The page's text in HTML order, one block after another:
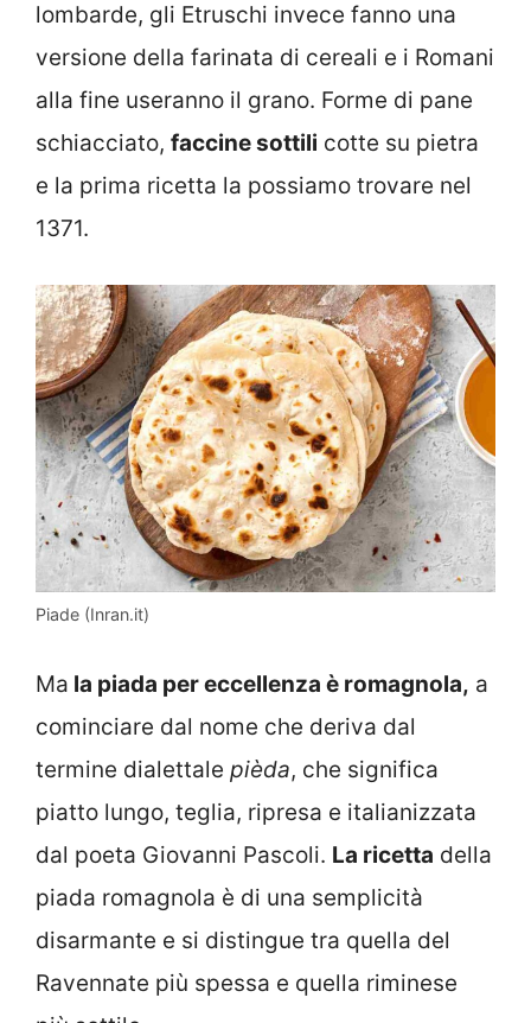
lombarde, gli Etruschi invece fanno una
versione della farinata di cereali e i Romani
alla fine useranno il grano. Forme di pane
schiacciato, faccine sottili cotte su pietra
e la prima ricetta la possiamo trovare nel
1371.
Piade (Inran.it)
Ma la piada per eccellenza è romagnola, a
cominciare dal nome che deriva dal
termine dialettale pièda, che significa
piatto lungo, teglia, ripresa e italianizzata
dal poeta Giovanni Pascoli. La ricetta della
piada romagnola è di una semplicità
disarmante e si distingue tra quella del
Ravennate più spessa e quella riminese